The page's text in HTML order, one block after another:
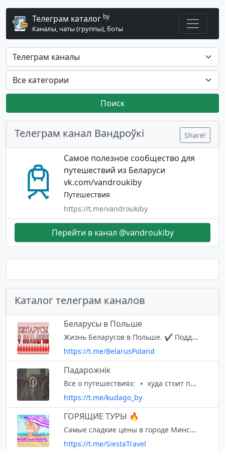
Телеграм каталог by
Каналы, чаты (группы), боты
Поиск
Телеграм канал Вандроўкі Share!
Cамое полезное сообщество для
путешествий из Беларуси
vk.com/vandroukiby
Путешествия
https://t.me/vandroukiby
Перейти в канал @vandroukiby
Каталог телеграм каналов
Беларусы в Польше
Жизнь Беларусов в Польше. ✔ Поддержать нас можно тут https://buycoffee.to/belaruspoland ✔ Чат https://t.me/BelarusyPL
https://t.me/BelarusPoland
Падарожнік
Все о путешествиях: 🔹 куда стоит поехать 🔹курорты, о которых мало кто знает 🔹 красивые места 🔹 необычные отели и многое другое. Билеты, путешествия, поездки, идеи на отпуск, туры на отдых, туризм
https://t.me/kudago_by
ГОРЯЩИЕ ТУРЫ 🔥
Самые сладкие цены в городе Минске! Скидки на туры до 70% +375296702000 Инстаграм✔️ @siesta_travel Сайт✔️www.siesta-travel.by
https://t.me/SiestaTravel